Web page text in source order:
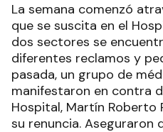
La semana comenzó
que se suscita en el
dos sectores se
diferentes reclamos y
pasada, un grupo de
manifestaron en contra
Hospital, Martín Roberto
su renuncia. Aseguraron